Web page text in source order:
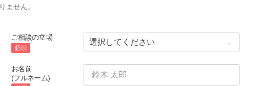
りません。
ご相談の立場
必須
お名前
(フルネーム)